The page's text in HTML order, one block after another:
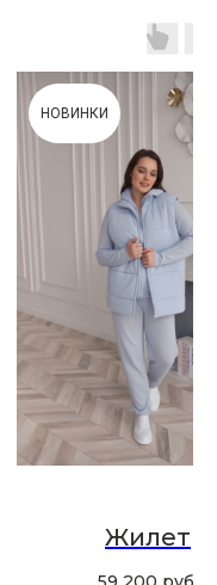
НОВИНКИ
Жилет